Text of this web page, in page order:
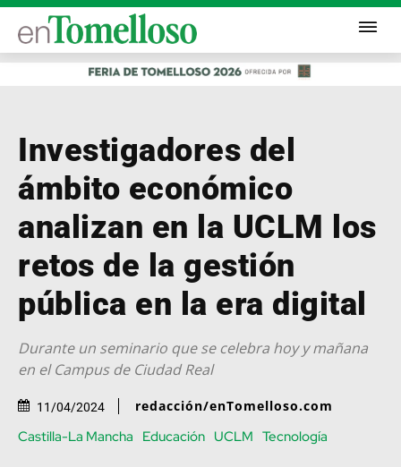
Investigadores del
ámbito económico
analizan en la UCLM los
retos de la gestión
pública en la era digital
Durante un seminario que se celebra hoy y mañana
en el Campus de Ciudad Real
11/04/2024 redacción/enTomelloso.com
Castilla-La Mancha Educación UCLM Tecnología